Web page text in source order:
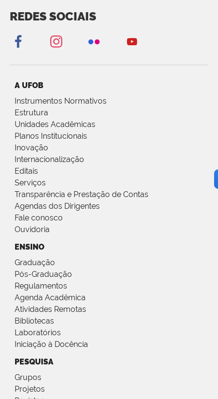
REDES SOCIAIS
A UFOB
Instrumentos Normativos
Estrutura
Unidades Acadêmicas
Planos Institucionais
Inovação
Internacionalização
Editais
Serviços
Transparência e Prestação de Contas
Agendas dos Dirigentes
Fale conosco
Ouvidoria
ENSINO
Graduação
Pós-Graduação
Regulamentos
Agenda Acadêmica
Atividades Remotas
Bibliotecas
Laboratórios
Iniciação à Docência
PESQUISA
Grupos
Projetos